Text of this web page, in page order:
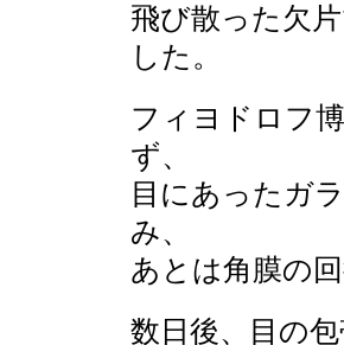
飛び散った欠
した。
フィヨドロフ
ず、
目にあったガ
み、
あとは角膜の
数日後、目の